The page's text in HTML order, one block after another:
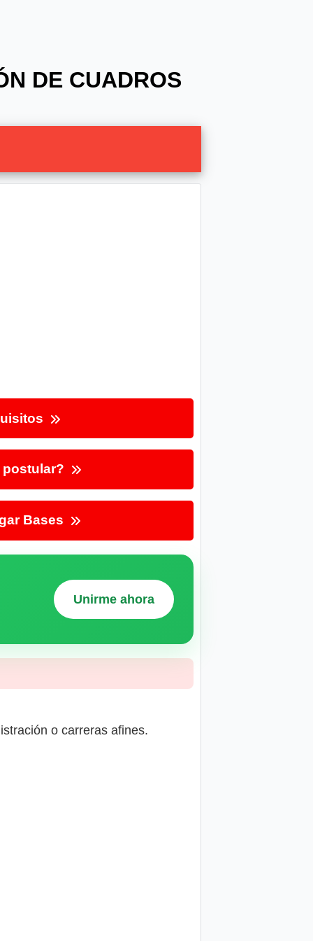
DE CUADROS
postular?
Bases
Unirme ahora
o carreras afines.